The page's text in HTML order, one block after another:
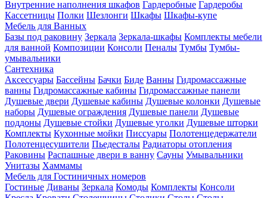
Внутренние наполнения шкафов Гардеробные Гардеробы
Кассетницы Полки Шезлонги Шкафы Шкафы-купе
Мебель для Ванных
Базы под раковину Зеркала Зеркала-шкафы Комплекты мебели
для ванной Композиции Консоли Пеналы Тумбы Тумбы-
умывальники
Сантехника
Аксессуары Бассейны Бачки Биде Ванны Гидромассажные
ванны Гидромассажные кабины Гидромассажные панели
Душевые двери Душевые кабины Душевые колонки Душевые
наборы Душевые ограждения Душевые панели Душевые
поддоны Душевые стойки Душевые уголки Душевые шторки
Комплекты Кухонные мойки Писсуары Полотенцедержатели
Полотенцесушители Пьедесталы Радиаторы отопления
Раковины Распашные двери в ванну Сауны Умывальники
Унитазы Хаммамы
Мебель для Гостиничных номеров
Гостиные Диваны Зеркала Комоды Комплекты Консоли